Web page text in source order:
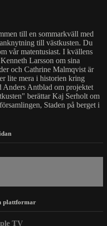
till en sommarkväll med
till västkusten. Du
vår matentusiast. I kvällens
Larsson om sina
och Cathrine Malmqvist är
lite mera i historien kring
Anders Antblad om projektet
berättar Kaj Serholt om
Staden på berget i
TV